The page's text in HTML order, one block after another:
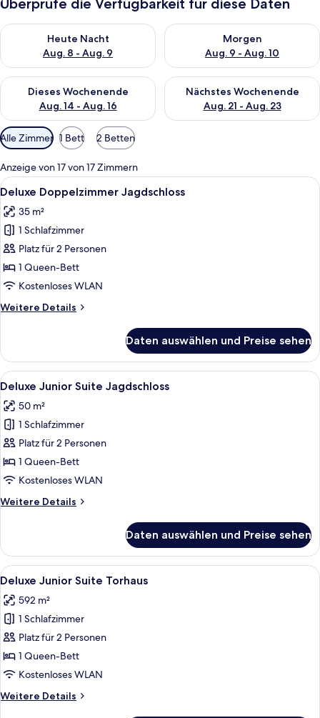
Heute Nacht
Aug. 8 - Aug. 9
Überprüfe die Verfügbarkeit für heute Nacht, Aug. 8 - Aug. 9.
Morgen
Aug. 9 - Aug. 10
Überprüfe die Verfügbarkeit
Dieses Wochenende
Aug. 14 - Aug. 16
Überprüfe die Verfügbarkeit für dieses Wochenende, Aug. 14
Nächstes Wochenende
Aug. 21 - Aug. 23
Überprüfe die Verfügbarkeit
Verfügbare
Filter
für
Zimmer
Alle Zimmer 1 Bett 2 Betten
Anzeige von 17 von 17 Zimmern
Alle
Fotos
für
Deluxe
Doppelzimmer
Jagdschloss
anzeigen
Ein geräumiges Hotelzimmer mit
5
Deluxe Doppelzimmer Jagdschloss
35 m²
1 Schlafzimmer
Platz für 2 Personen
1 Queen-Bett
Kostenloses WLAN
Weitere Details
Weitere
Doppelzimmer
Jagdschloss
Daten auswählen und Preise sehen
Alle
Fotos
für
Deluxe
Junior
Suite
Jagdschloss
Ein Zimmer mit einer Sofagarnitur,
4
Deluxe Junior Suite Jagdschloss
50 m²
1 Schlafzimmer
Platz für 2 Personen
1 Queen-Bett
Kostenloses WLAN
Weitere Details
Weitere
Junior
Suite
Jagdschloss
Daten auswählen und Preise sehen
Alle
Fotos
für
Deluxe
Junior
Suite
Torhaus
Ein Wohnzimmer mit Sofa, Sessel,
6
Deluxe Junior Suite Torhaus
592 m²
1 Schlafzimmer
Platz für 2 Personen
1 Queen-Bett
Kostenloses WLAN
Weitere Details
Weitere